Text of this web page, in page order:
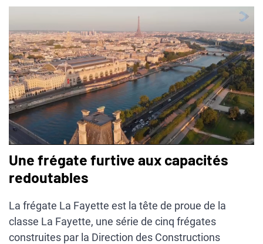
Une frégate furtive aux capacités
redoutables
La frégate La Fayette est la tête de proue de la
classe La Fayette, une série de cinq frégates
construites par la Direction des Constructions